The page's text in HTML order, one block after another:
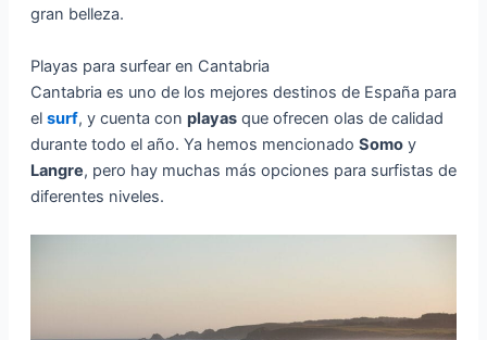
gran belleza.
Playas para surfear en Cantabria
Cantabria es uno de los mejores destinos de España para
el surf, y cuenta con playasque ofrecen olas de calidad
durante todo el año. Ya hemos mencionado Somoy
Langre, pero hay muchas más opciones para surfistas de
diferentes niveles.